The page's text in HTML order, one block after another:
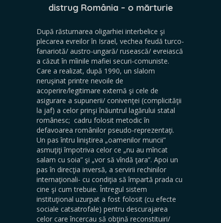
distrug România – o mărturie
După răsturnarea oligarhiei interbelice şi
plecarea evreilor în Israel, vechea feudă turco-
fanariotă/ austro-ungară/ rusească/ evreiască
a căzut în mîinile mafiei securi-comuniste.
Care a realizat, după 1990, un slalom
neruşinat printre nevoile de
acoperire/legitimare externă şi cele de
asigurare a supunerii/ conivenţei (complicităţii
la jaf) a celor prinşi înăuntrul lagărului statal
românesc; cadru folosit metodic în
defavoarea românilor pseudo-reprezentaţi.
Un pas întru liniştirea „oamenilor muncii”
asmuţiţi împotriva celor ce „nu au mîncat
salam cu soia” şi „vor să vîndă ţara”. Apoi un
pas în direcţia inversă, a servirii rechinilor
internaţionali- cu condiţia să împartă prada cu
cine şi cum trebuie. Întregul sistem
instituţional uzurpat a fost folosit (cu efecte
sociale catsatrofale) pentru descurajarea
celor care încercau să obţină reconstituiri/